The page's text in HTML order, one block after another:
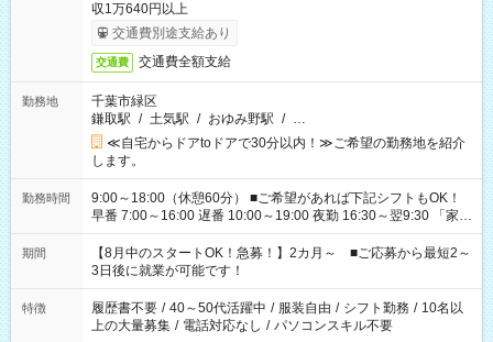
収1万640円以上
交通費別途支給あり
交通費 交通費全額支給
勤務地
千葉市緑区
鎌取駅 / 土気駅 / おゆみ野駅 / …
≪自宅からドアtoドアで30分以内！≫ご希望の勤務地を紹介
します。
勤務時間
9:00～18:00（休憩60分） ■ご希望があれば下記シフトもOK！
早番 7:00～16:00 遅番 10:00～19:00 夜勤 16:30～翌9:30 「家族
と休みを合わせたい」 「余裕を持って夕飯の準備がしたい」
「できれば残業はしたくない」 など、ご希望を教えてください
ね。 ※Wワーク希望の方へ 今ご覧のお仕事で希望する勤務時間
と、もう1つのお仕事の勤務時間。 合計で週40時間を超える場
合は応募できません。
期間
【8月中のスタートOK！急募！】2カ月～ ■ご応募から最短2～
3日後に就業が可能です！
特徴 履歴書不要 / 40～50代活躍中 / 服装自由 / シフト勤務 / 10名以
上の大量募集 / 電話対応なし / パソコンスキル不要